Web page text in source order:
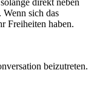
direkt neben
sich das
Freiheiten haben.
beizutreten.